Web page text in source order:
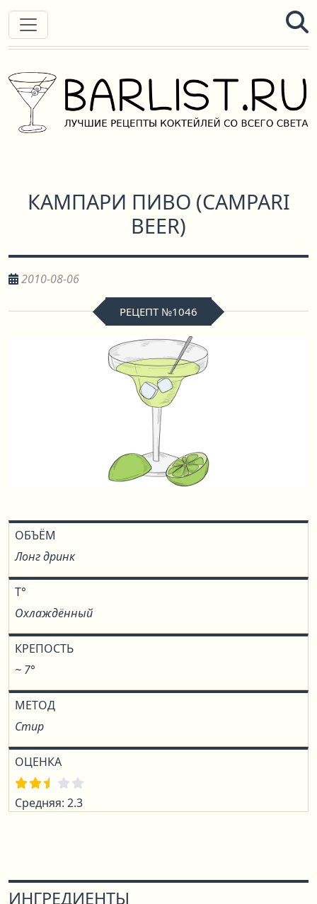
КАМПАРИ ПИВО (CAMPARI
BEER)
2010-08-06
РЕЦЕПТ №1046
ОБЪЁМ
Лонг дринк
T°
Охлаждённый
КРЕПОСТЬ
~ 7°
МЕТОД
Стир
ОЦЕНКА
Средняя: 2.3
ИНГРЕДИЕНТЫ